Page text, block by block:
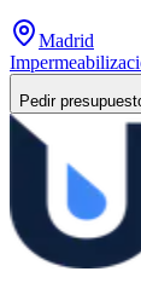
Madrid
Pedir